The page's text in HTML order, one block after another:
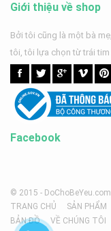
Giới thiệu về shop
Bởi tôi cũng là một bà
tôi, tôi lựa chọn từ trái tim
Facebook
© 2015 -
TRANG CHỦ
SẢN PHẨM
BẢN ĐỒ
VỀ CHÚNG TÔI